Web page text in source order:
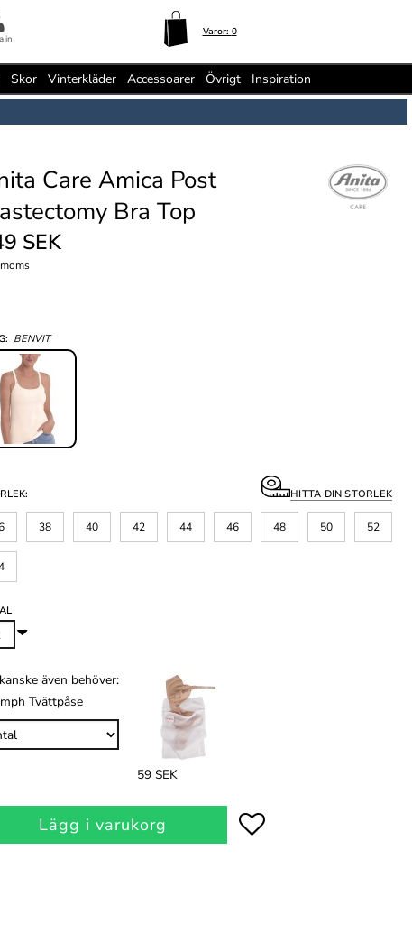
Varor: 0
in
Skor Vinterkläder Accessoarer Övrigt Inspiration
Care Amica Post
Bra Top
SEK
BENVIT
HITTA DIN STORLEK
38 40 42 44 46 48 50 52
även behöver:
Tvättpåse
59 SEK
Lägg i varukorg